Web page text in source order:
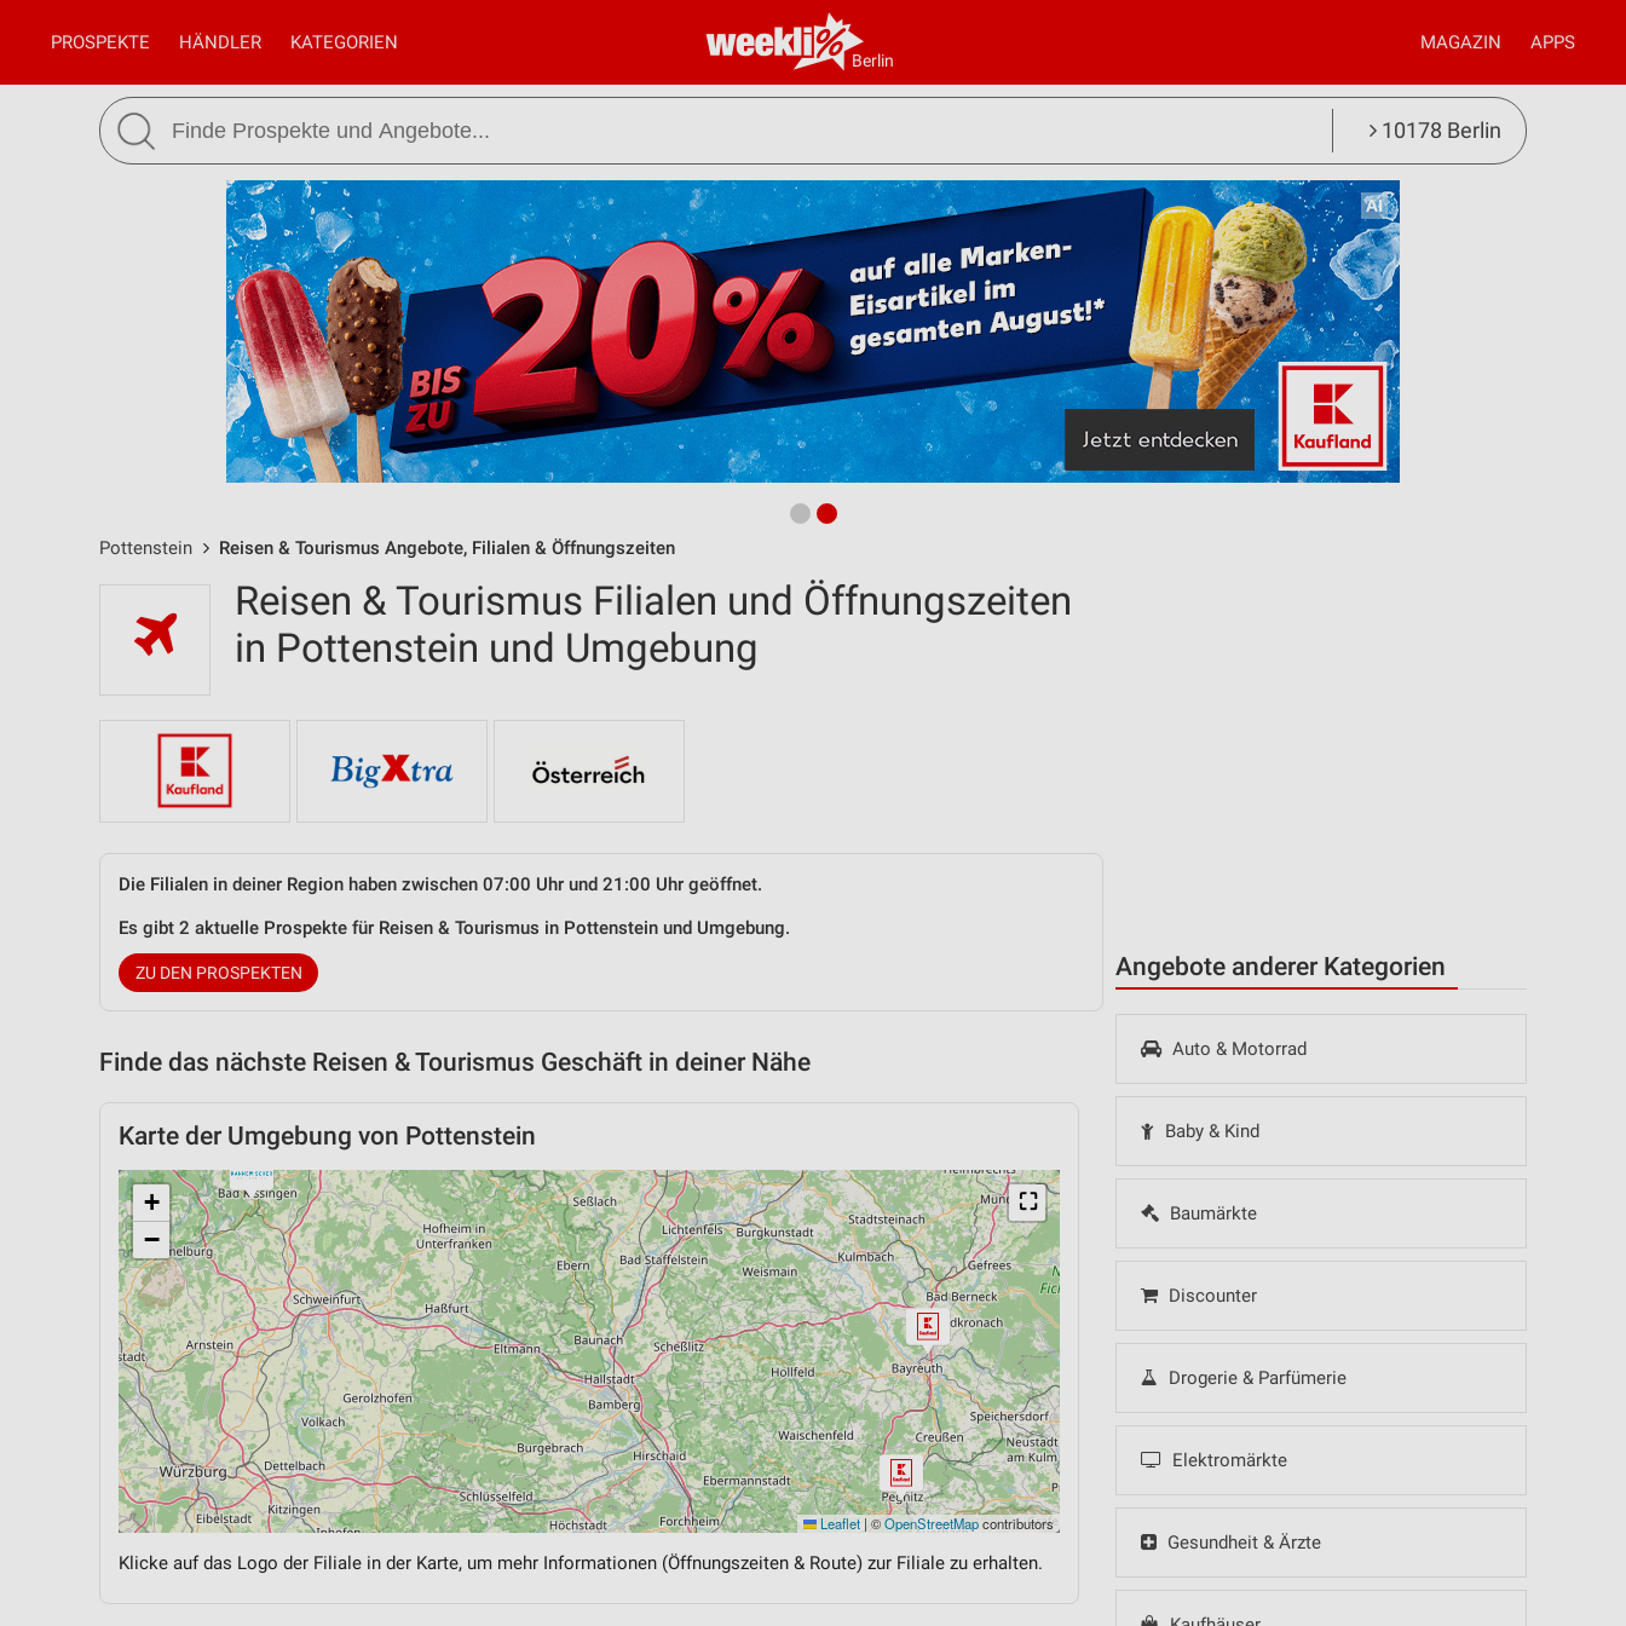
Berlin
PROSPEKTE HÄNDLER KATEGORIEN MAGAZIN APPS
10178 Berlin
Pottenstein Reisen & Tourismus Angebote, Filialen & Öffnungszeiten
Angebote anderer Kategorien
Auto & Motorrad
Baby & Kind
Baumärkte
Discounter
Drogerie & Parfümerie
Elektromärkte
Gesundheit & Ärzte
Reisen & Tourismus Filialen und Öffnungszeiten
in Pottenstein und Umgebung
Die Filialen in deiner Region haben zwischen 07:00 Uhr und 21:00 Uhr geöffnet.
Es gibt 2 aktuelle Prospekte für Reisen & Tourismus in Pottenstein und Umgebung.
ZU DEN PROSPEKTEN
Finde das nächste Reisen & Tourismus Geschäft in deiner Nähe
Karte der Umgebung von Pottenstein
⛶
+
−
Leaflet | ©OpenStreetMapcontributors
Klicke auf das Logo der Filiale in der Karte, um mehr Informationen (Öffnungszeiten & Route) zur Filiale zu erhalten.